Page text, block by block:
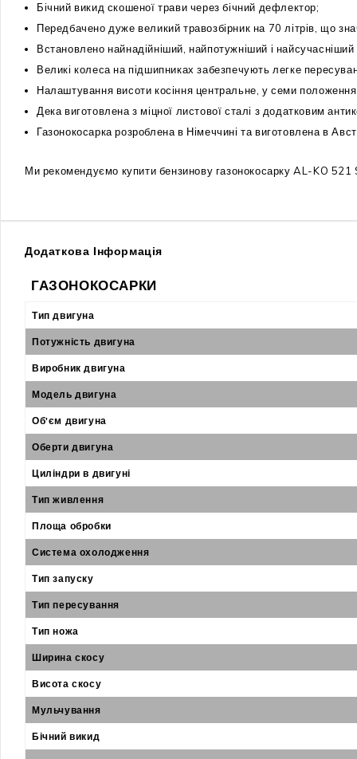
Бічний викид скошеної трави через бічний дефлектор;
Передбачено дуже великий травозбірник на 70 літрів, що
Встановлено найнадійніший, найпотужніший і
Великі колеса на підшипниках забезпечують легке
Налаштування висоти косіння центральне, у семи
Дека виготовлена з міцної листової сталі з додатковим
Газонокосарка розроблена в Німеччині та виготовлена в
Ми рекомендуємо купити бензинову газонокосарку AL-KO
Додаткова Інформація
ГАЗОНОКОСАРКИ
Тип двигуна
Потужність двигуна
Виробник двигуна
Модель двигуна
Об'єм двигуна
Оберти двигуна
Циліндри в двигуні
Тип живлення
Площа обробки
Система охолодження
Тип запуску
Тип пересування
Тип ножа
Ширина скосу
Висота скосу
Мульчування
Бічний викид